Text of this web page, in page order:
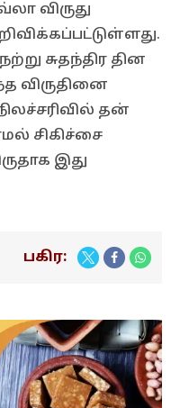
விருது
சுதந்திர தின
விருதினை
தன்
சிகிச்சை
இது
பகிர: